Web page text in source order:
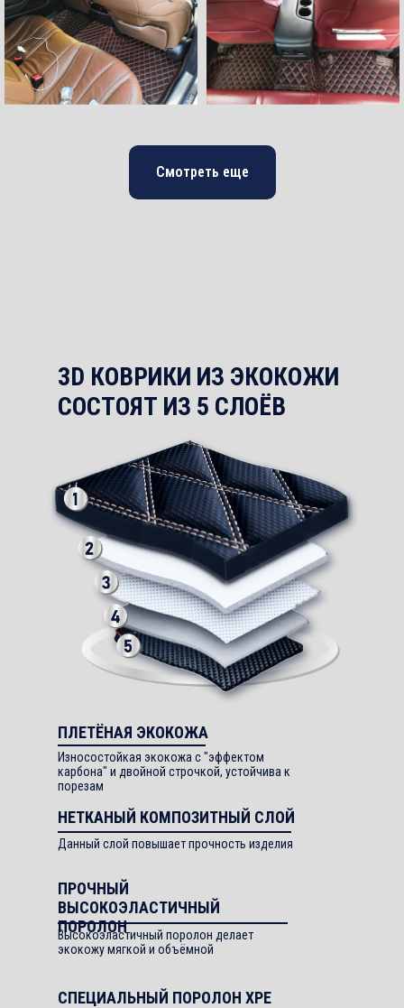
Смотреть еще
ПЛЕТЁНАЯ ЭКОКОЖА
Износостойкая экокожа с "эффектом
карбона" и двойной строчкой, устойчива к
порезам
НЕТКАНЫЙ КОМПОЗИТНЫЙ СЛОЙ
Данный слой повышает прочность изделия
СПЕЦИАЛЬНЫЙ ПОРОЛОН XPE
3D КОВРИКИ ИЗ ЭКОКОЖИ
СОСТОЯТ ИЗ 5 СЛОЁВ
ПРОЧНЫЙ
ВЫСОКОЭЛАСТИЧНЫЙ
ПОРОЛОН
Высокоэластичный поролон делает
экокожу мягкой и объёмной